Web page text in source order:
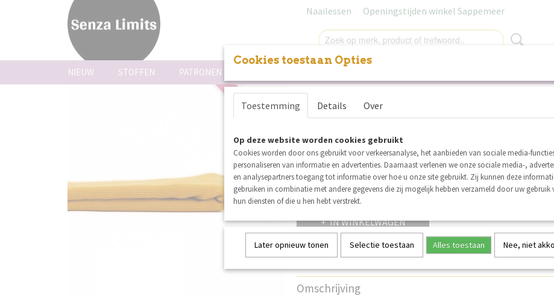
Naailessen Openingstijden winkel Sappemeer
NIEUW STOFFEN PATRONEN
nieuw
See You At Six Boordstof
€ 2,25
✓Op voorraad
Aantal
IN WINKELWAGEN
Specificaties
Productcode
Omschrijving
Cookies toestaan Opties
Toestemming Details Over
Op deze website worden cookies gebruikt
Cookies worden door ons gebruikt voor verkeersanalyse, het aanbieden van sociale media-
personaliseren van informatie en advertenties. Daarnaast verlenen we onze sociale media-,
en analysepartners toegang tot informatie over hoe u onze site gebruikt. Zij kunnen deze
gebruiken in combinatie met andere gegevens die zij mogelijk hebben verzameld door uw gebruik
hun diensten of die u hen hebt verstrekt.
Later opnieuw tonen Selectie toestaan Alles toestaan Nee, niet